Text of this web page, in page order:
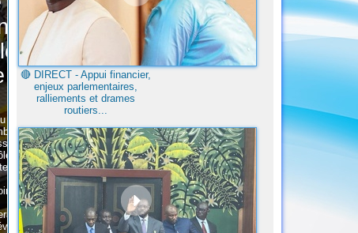
🔴​ DIRECT - Appui financier,
enjeux parlementaires,
ralliements et drames
routiers...